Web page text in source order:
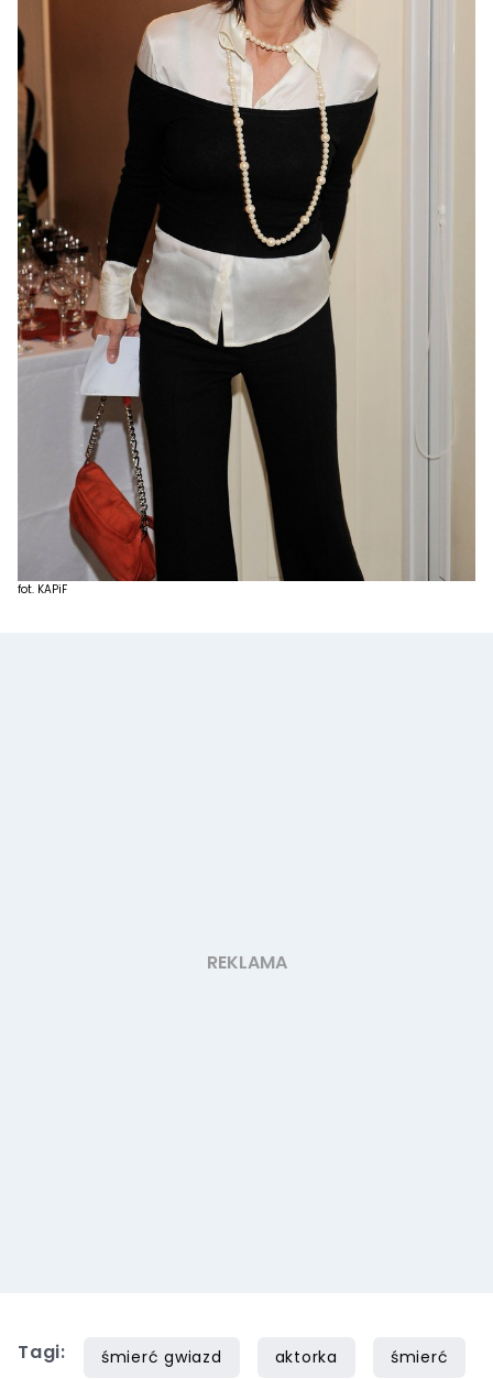
fot. KAPiF
Tagi: śmierć gwiazd aktorka śmierć